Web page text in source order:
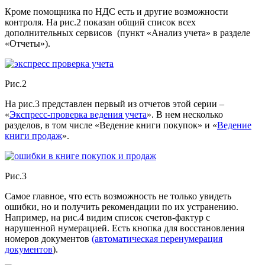
Кроме помощника по НДС есть и другие возможности
контроля. На рис.2 показан общий список всех
дополнительных сервисов (пункт «Анализ учета» в разделе
«Отчеты»).
Рис.2
На рис.3 представлен первый из отчетов этой серии –
«Экспресс-проверка ведения учета». В нем несколько
разделов, в том числе «Ведение книги покупок» и «Ведение
книги продаж».
Рис.3
Самое главное, что есть возможность не только увидеть
ошибки, но и получить рекомендации по их устранению.
Например, на рис.4 видим список счетов-фактур с
нарушенной нумерацией. Есть кнопка для восстановления
номеров документов (автоматическая перенумерация
документов).